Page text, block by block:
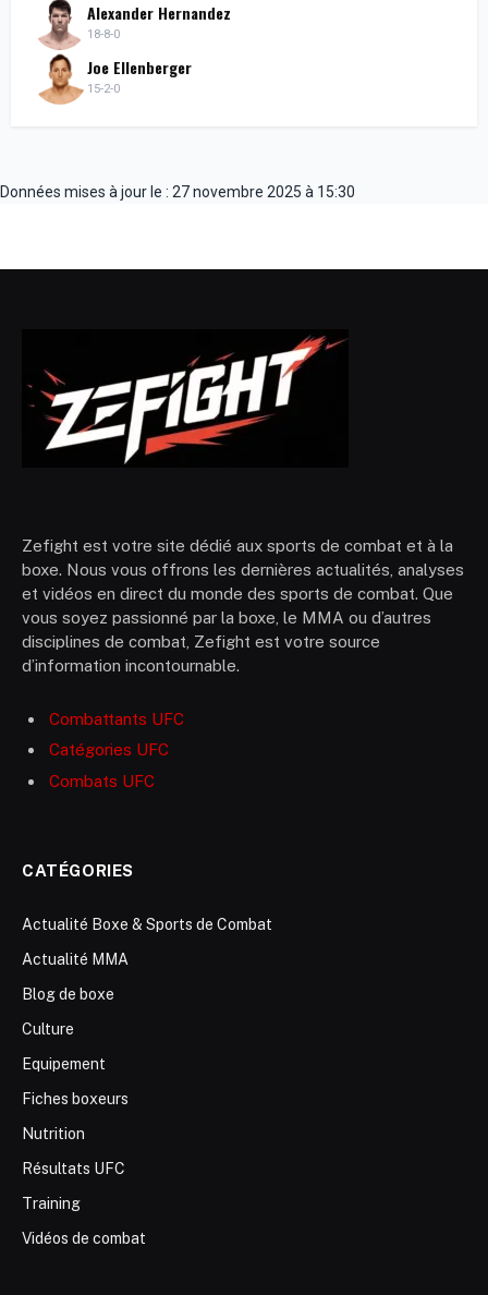
Alexander Hernandez
18-8-0
Joe Ellenberger
15-2-0
Données mises à jour le : 27 novembre 2025 à 15:30
Zefight est votre site dédié aux sports de combat et à la
boxe. Nous vous offrons les dernières actualités, analyses
et vidéos en direct du monde des sports de combat. Que
vous soyez passionné par la boxe, le MMA ou d’autres
disciplines de combat, Zefight est votre source
d’information incontournable.
Combattants UFC
Catégories UFC
Combats UFC
CATÉGORIES
Actualité Boxe & Sports de Combat
Actualité MMA
Blog de boxe
Culture
Equipement
Fiches boxeurs
Nutrition
Résultats UFC
Training
Vidéos de combat